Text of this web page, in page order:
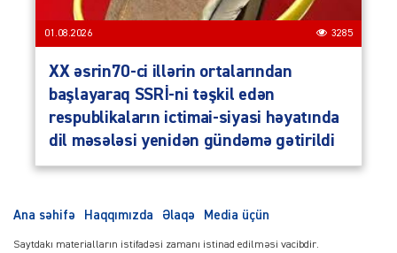
01.08.2026 3285
XX əsrin70-ci illərin ortalarından
başlayaraq SSRİ-ni təşkil edən
respublikaların ictimai-siyasi həyatında
dil məsələsi yenidən gündəmə gətirildi
Ana səhifə Haqqımızda Əlaqə Media üçün
Saytdakı materialların istifadəsi zamanı istinad edilməsi vacibdir.